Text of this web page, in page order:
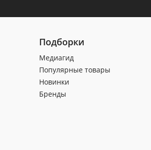
Подборки
Медиагид
Популярные товары
Новинки
Бренды